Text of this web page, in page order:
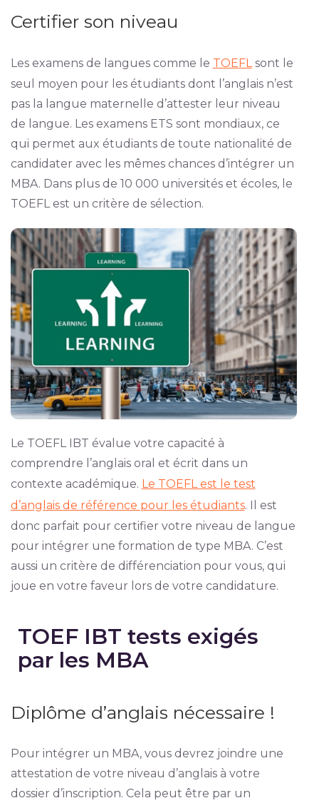
Certifier son niveau
Les examens de langues comme le TOEFLsont le
seul moyen pour les étudiants dont l’anglais n’est
pas la langue maternelle d’attester leur niveau
de langue. Les examens ETS sont mondiaux, ce
qui permet aux étudiants de toute nationalité de
candidater avec les mêmes chances d’intégrer un
MBA. Dans plus de 10 000 universités et écoles, le
TOEFL est un critère de sélection.
Le TOEFL IBT évalue votre capacité à
comprendre l’anglais oral et écrit dans un
contexte académique. Le TOEFL est le test
d’anglais de référence pour les étudiants. Il est
donc parfait pour certifier votre niveau de langue
pour intégrer une formation de type MBA. C’est
aussi un critère de différenciation pour vous, qui
joue en votre faveur lors de votre candidature.
TOEF IBT tests exigés
par les MBA
Diplôme d’anglais nécessaire !
Pour intégrer un MBA, vous devrez joindre une
attestation de votre niveau d’anglais à votre
dossier d’inscription. Cela peut être par un